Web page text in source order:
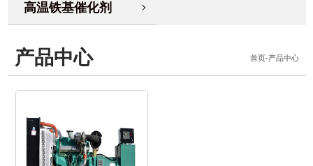
高温铁基催化剂
产品中心 首页-产品中心